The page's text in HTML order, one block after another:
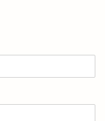
んのレシ